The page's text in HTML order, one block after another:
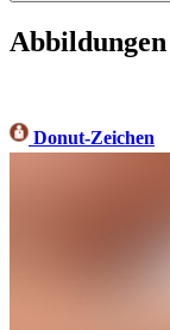
Abbildungen
Donut-Zeichen